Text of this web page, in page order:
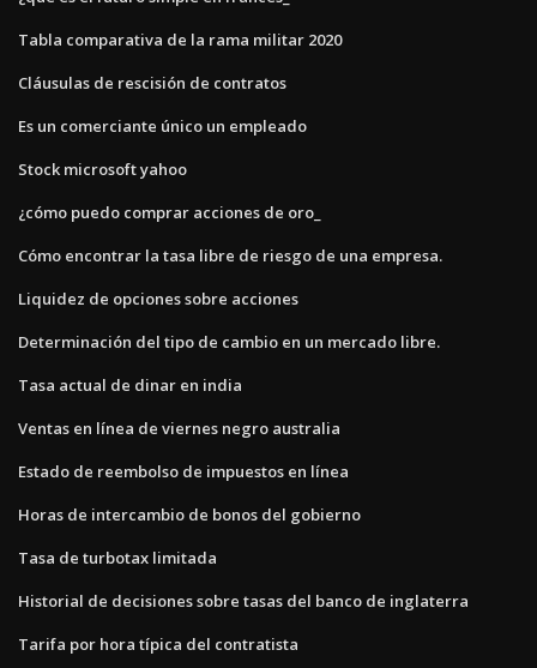
Tabla comparativa de la rama militar 2020
Cláusulas de rescisión de contratos
Es un comerciante único un empleado
Stock microsoft yahoo
¿cómo puedo comprar acciones de oro_
Cómo encontrar la tasa libre de riesgo de una empresa.
Liquidez de opciones sobre acciones
Determinación del tipo de cambio en un mercado libre.
Tasa actual de dinar en india
Ventas en línea de viernes negro australia
Estado de reembolso de impuestos en línea
Horas de intercambio de bonos del gobierno
Tasa de turbotax limitada
Historial de decisiones sobre tasas del banco de inglaterra
Tarifa por hora típica del contratista